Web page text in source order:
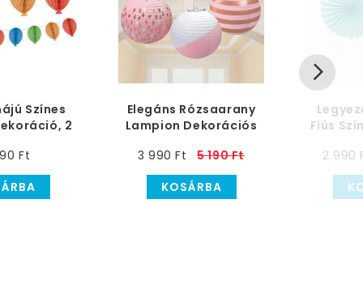
Színes
2
Ft
Elegáns Rózsaarany
Lampion Dekorációs
3 990 Ft
5 190 Ft
KOSÁRBA
Fiús
2 990